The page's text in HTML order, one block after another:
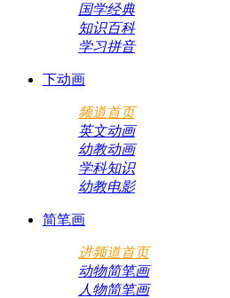
国学经典
知识百科
学习拼音
下动画
频道首页
英文动画
幼教动画
学科知识
幼教电影
简笔画
进频道首页
动物简笔画
人物简笔画